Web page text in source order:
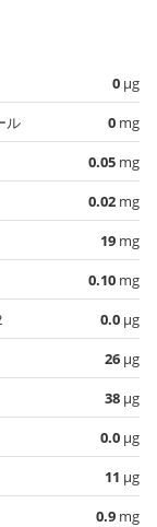
0 µg
ル
0 mg
0.05 mg
0.02 mg
19 mg
0.10 mg
0.0 µg
26 µg
38 µg
0.0 µg
11 µg
0.9 mg